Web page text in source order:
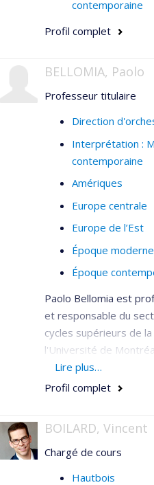
contemporaine
Profil complet
BELLOMIA, Paolo
Professeur titulaire
Direction
Interprétation :
contemporaine
Amériques
Europe centrale
Europe de l’Est
Époque moderne
Époque
Paolo Bellomia est
et responsable du
cycles supérieurs de
l'Université de
cours de maître en
monde.
Lire plus…
Profil complet
BOILARD, Vincent
Chargé de cours
Hautbois